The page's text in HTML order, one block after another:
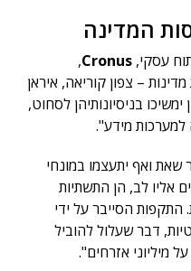
המדינה
עסקי, Cronus
,
– צפון קוריאה, איראן
בניסיונותיהן לסחוט,
למערכות מידע".
שאת ואף יתעצמו במונחי
אליו לב, הן התשתיות
התקפות הסייבר על ידי
דבר שעלול להוביל
מיליוני אזרחים".